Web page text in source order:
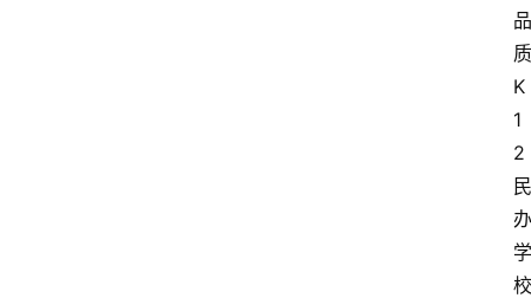
品
质
K
1
2
民
办
学
校